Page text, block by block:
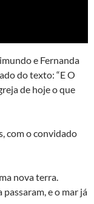
e Fernanda
do texto: “E O
de hoje o que
com o convidado
nova terra.
e o mar já